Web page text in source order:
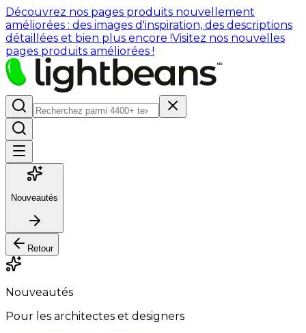
Découvrez nos pages produits nouvellement
améliorées : des images d'inspiration, des descriptions
détaillées et bien plus encore !Visitez nos nouvelles
pages produits améliorées !
Nouveautés
Retour
Nouveautés
Pour les architectes et designers